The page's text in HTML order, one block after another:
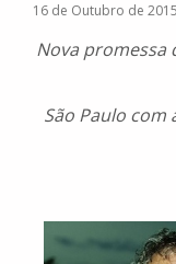
16 de Outubro de 2015
Nova promessa
São Paulo com